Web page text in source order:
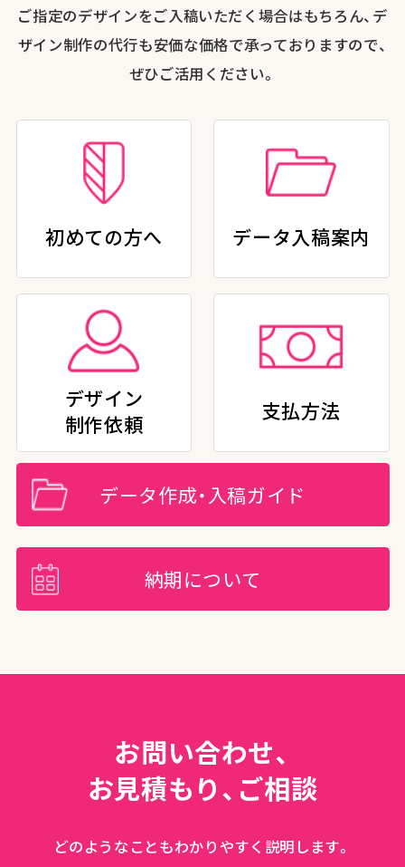
ご指定のデザインをご入稿いただく場合はもちろん、デ
ザイン制作の代行も安価な価格で承っておりますので、
ぜひご活用ください。
初めての方へ データ入稿案内
デザイン
制作依頼
支払方法
データ作成・入稿ガイド
納期について
お問い合わせ、
お見積もり、ご相談
どのようなこともわかりやすく説明します。